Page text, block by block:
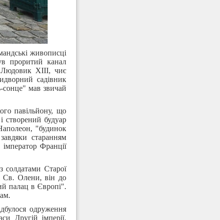
живописці
проритий канал
Людовик XIII, чиє
садівник
сонце" мав звичай
павільйону, що
створений будуар
"будинок
старанням
Франції
солдатами Старої
Св. Олени, він до
палац в Європі".
одруження
Другій імперії.